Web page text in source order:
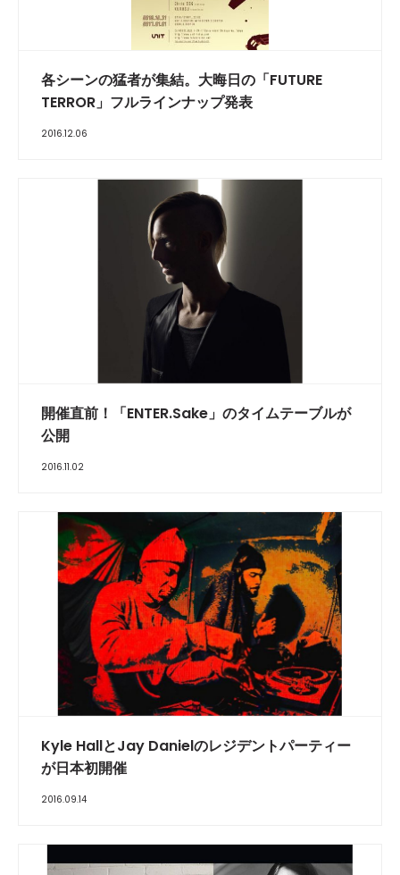
各シーンの猛者が集結。大晦日の「FUTURE
TERROR」フルラインナップ発表
2016.12.06
開催直前！「ENTER.Sake」のタイムテーブルが
公開
2016.11.02
Kyle HallとJay Danielのレジデントパーティー
が日本初開催
2016.09.14